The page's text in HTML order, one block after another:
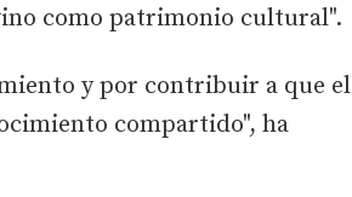
como patrimonio cultural".
y por contribuir a que el
compartido", ha